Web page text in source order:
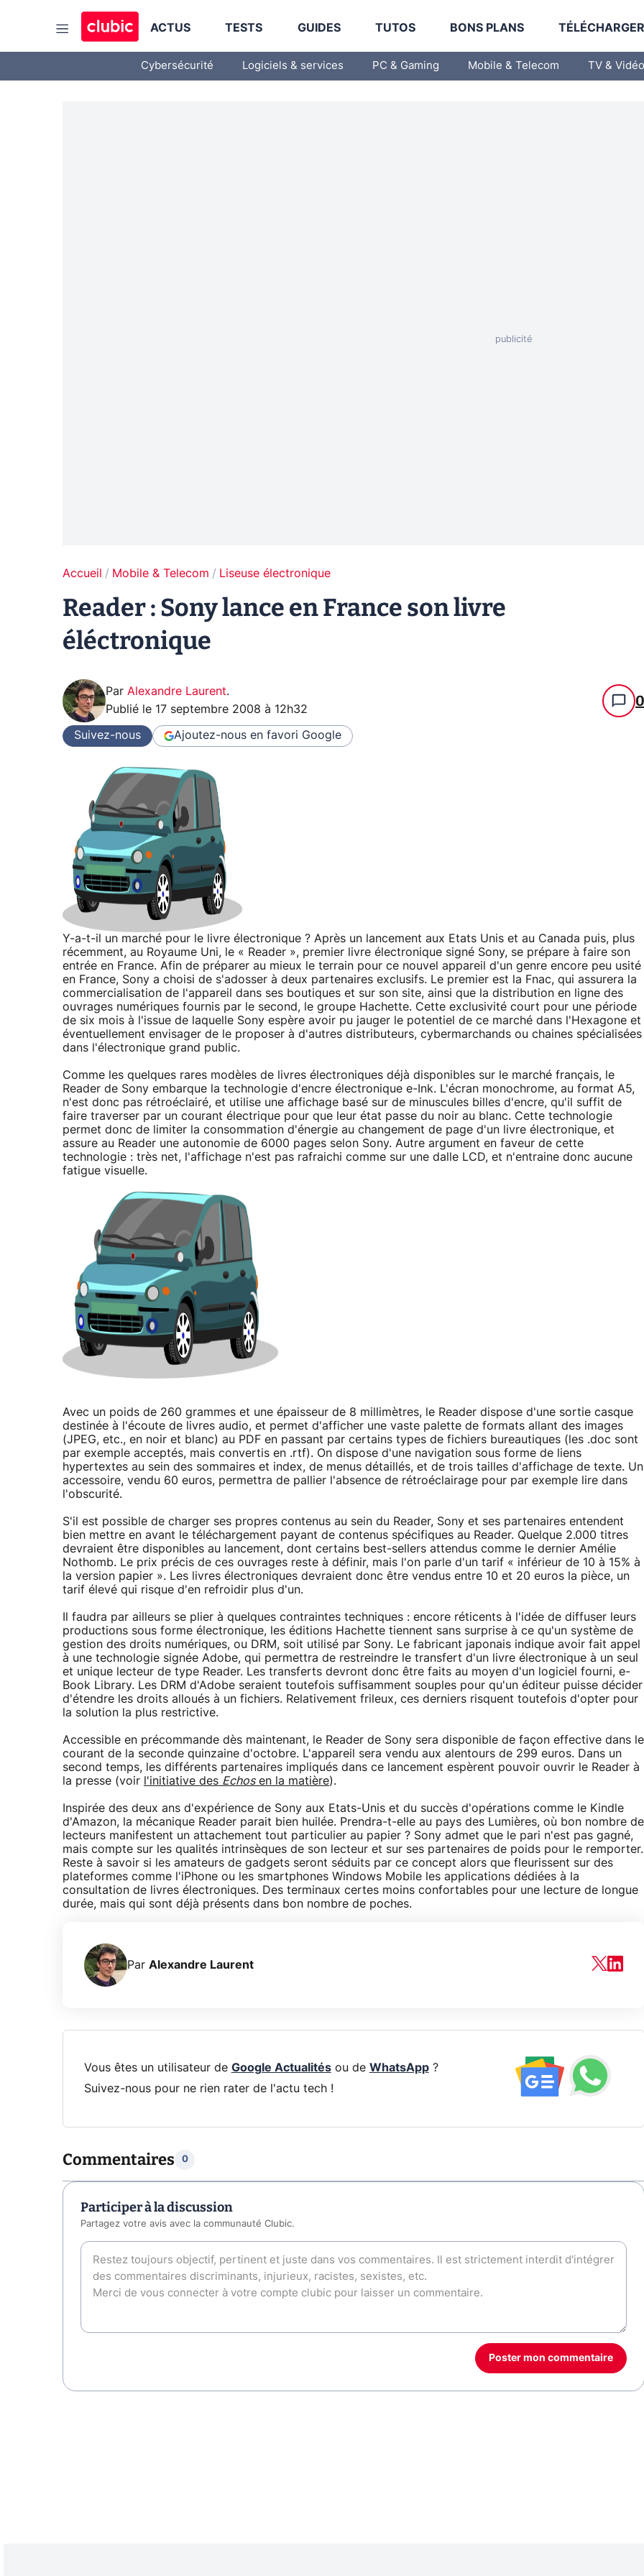
ACTUS TESTS GUIDES TUTOS BONS PLANS
Cybersécurité Logiciels & services PC & Gaming Mobile & Telecom TV & Vidéo
Accueil Mobile & Telecom Liseuse électronique
Reader : Sony lance en France son livre
éléctronique
Par Alexandre Laurent.
Publié le 17 septembre 2008 à 12h32 0
Suivez-nous Ajoutez-nous en favori Google
Y-a-t-il un marché pour le livre électronique ? Après un lancement aux Etats Unis et au Canada puis, plus
récemment, au Royaume Uni, le « Reader », premier livre électronique signé Sony, se prépare à faire son
entrée en France. Afin de préparer au mieux le terrain pour ce nouvel appareil d'un genre encore peu usité
en France, Sony a choisi de s'adosser à deux partenaires exclusifs. Le premier est la Fnac, qui assurera la
commercialisation de l'appareil dans ses boutiques et sur son site, ainsi que la distribution en ligne des
ouvrages numériques fournis par le second, le groupe Hachette. Cette exclusivité court pour une période
de six mois à l'issue de laquelle Sony espère avoir pu jauger le potentiel de ce marché dans l'Hexagone et
éventuellement envisager de le proposer à d'autres distributeurs, cybermarchands ou chaines spécialisées
dans l'électronique grand public.
Comme les quelques rares modèles de livres électroniques déjà disponibles sur le marché français, le
Reader de Sony embarque la technologie d'encre électronique e-Ink. L'écran monochrome, au format A5,
n'est donc pas rétroéclairé, et utilise une affichage basé sur de minuscules billes d'encre, qu'il suffit de
faire traverser par un courant électrique pour que leur état passe du noir au blanc. Cette technologie
permet donc de limiter la consommation d'énergie au changement de page d'un livre électronique, et
assure au Reader une autonomie de 6000 pages selon Sony. Autre argument en faveur de cette
technologie : très net, l'affichage n'est pas rafraichi comme sur une dalle LCD, et n'entraine donc aucune
fatigue visuelle.
Avec un poids de 260 grammes et une épaisseur de 8 millimètres, le Reader dispose d'une sortie casque
destinée à l'écoute de livres audio, et permet d'afficher une vaste palette de formats allant des images
(JPEG, etc., en noir et blanc) au PDF en passant par certains types de fichiers bureautiques (les .doc sont
par exemple acceptés, mais convertis en .rtf). On dispose d'une navigation sous forme de liens
hypertextes au sein des sommaires et index, de menus détaillés, et de trois tailles d'affichage de texte. Un
accessoire, vendu 60 euros, permettra de pallier l'absence de rétroéclairage pour par exemple lire dans
l'obscurité.
S'il est possible de charger ses propres contenus au sein du Reader, Sony et ses partenaires entendent
bien mettre en avant le téléchargement payant de contenus spécifiques au Reader. Quelque 2.000 titres
devraient être disponibles au lancement, dont certains best-sellers attendus comme le dernier Amélie
Nothomb. Le prix précis de ces ouvrages reste à définir, mais l'on parle d'un tarif « inférieur de 10 à 15% à
la version papier ». Les livres électroniques devraient donc être vendus entre 10 et 20 euros la pièce, un
tarif élevé qui risque d'en refroidir plus d'un.
Il faudra par ailleurs se plier à quelques contraintes techniques : encore réticents à l'idée de diffuser leurs
productions sous forme électronique, les éditions Hachette tiennent sans surprise à ce qu'un système de
gestion des droits numériques, ou DRM, soit utilisé par Sony. Le fabricant japonais indique avoir fait appel
à une technologie signée Adobe, qui permettra de restreindre le transfert d'un livre électronique à un seul
et unique lecteur de type Reader. Les transferts devront donc être faits au moyen d'un logiciel fourni, e-
Book Library. Les DRM d'Adobe seraient toutefois suffisamment souples pour qu'un éditeur puisse décider
d'étendre les droits alloués à un fichiers. Relativement frileux, ces derniers risquent toutefois d'opter pour
la solution la plus restrictive.
Accessible en précommande dès maintenant, le Reader de Sony sera disponible de façon effective dans le
courant de la seconde quinzaine d'octobre. L'appareil sera vendu aux alentours de 299 euros. Dans un
second temps, les différents partenaires impliqués dans ce lancement espèrent pouvoir ouvrir le Reader à
la presse (voir
l'initiative des Echosen la matière).
Inspirée des deux ans d'expérience de Sony aux Etats-Unis et du succès d'opérations comme le Kindle
d'Amazon, la mécanique Reader parait bien huilée. Prendra-t-elle au pays des Lumières, où bon nombre de
lecteurs manifestent un attachement tout particulier au papier ? Sony admet que le pari n'est pas gagné,
mais compte sur les qualités intrinsèques de son lecteur et sur ses partenaires de poids pour le remporter.
Reste à savoir si les amateurs de gadgets seront séduits par ce concept alors que fleurissent sur des
plateformes comme l'iPhone ou les smartphones Windows Mobile les applications dédiées à la
consultation de livres électroniques. Des terminaux certes moins confortables pour une lecture de longue
durée, mais qui sont déjà présents dans bon nombre de poches.
Par Alexandre Laurent
Vous êtes un utilisateur de Google Actualitésou de WhatsApp?
Suivez-nous pour ne rien rater de l'actu tech !
Commentaires 0
Participer à la discussion
Partagez votre avis avec la communauté Clubic.
Poster mon commentaire